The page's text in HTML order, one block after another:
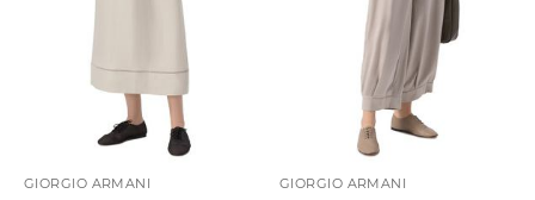
GIORGIO ARMANI GIORGIO ARMANI